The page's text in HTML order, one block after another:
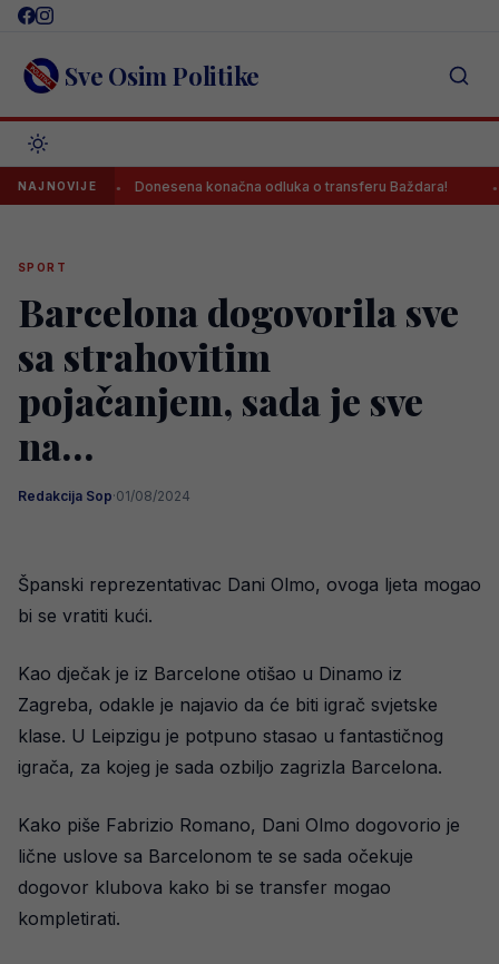
Skip
content Sve Osim Politike
NAJNOVIJEDonesena konačna odluka o transferu Baždara!
SPORT
Barcelona dogovorila sve
sa strahovitim
pojačanjem, sada je sve
na…
Redakcija Sop·01/08/2024
Španski reprezentativac Dani Olmo, ovoga ljeta mogao
bi se vratiti kući.
Kao dječak je iz Barcelone otišao u Dinamo iz
Zagreba, odakle je najavio da će biti igrač svjetske
klase. U Leipzigu je potpuno stasao u fantastičnog
igrača, za kojeg je sada ozbiljo zagrizla Barcelona.
Kako piše Fabrizio Romano, Dani Olmo dogovorio je
lične uslove sa Barcelonom te se sada očekuje
dogovor klubova kako bi se transfer mogao
kompletirati.